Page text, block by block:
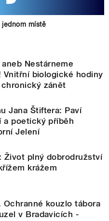
jednom místě
Nestárneme
biologické hodiny
zánět
Jana Štiftera: Paví
a poetický příběh
Jelení
Život plný dobrodružství
krážem
Ochranné kouzlo tábora
v Bradavicích -